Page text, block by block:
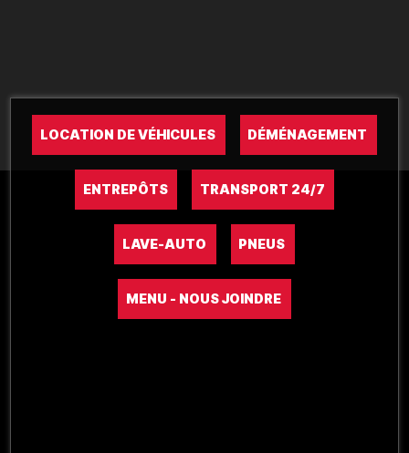
LOCATION DE VÉHICULES DÉMÉNAGEMENT
ENTREPÔTS TRANSPORT 24/7
LAVE-AUTO PNEUS
MENU - NOUS JOINDRE